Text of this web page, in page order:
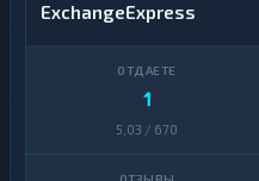
ExchangeExpress
1
5,03 / 670